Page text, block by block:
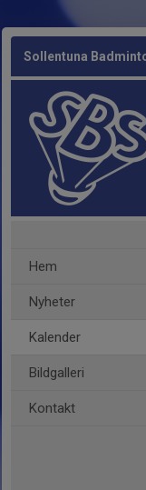
Sollentuna
Hem
Nyheter
Kalender
Bildgalleri
Kontakt